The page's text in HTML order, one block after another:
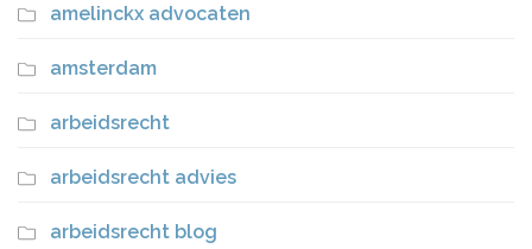
amelinckx advocaten
amsterdam
arbeidsrecht
arbeidsrecht advies
arbeidsrecht blog